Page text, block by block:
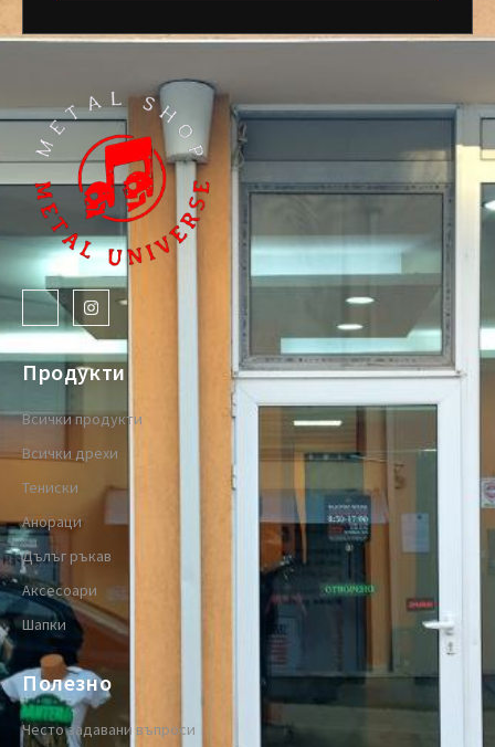
Продукти
Всички продукти
Всички дрехи
Тениски
Анораци
Дълъг ръкав
Аксесоари
Шапки
Полезно
Често задавани въпроси